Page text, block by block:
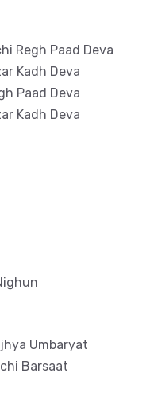
Regh Paad Deva
Kadh Deva
Paad Deva
Kadh Deva
Umbaryat
Barsaat